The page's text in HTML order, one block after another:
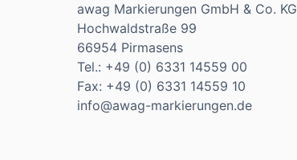
awag Markierungen GmbH & Co. KG
Hochwaldstraße 99
66954 Pirmasens
Tel.: +49 (0) 6331 14559 00
Fax: +49 (0) 6331 14559 10
info@awag-markierungen.de